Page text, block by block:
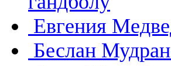
Евгения
Беслан